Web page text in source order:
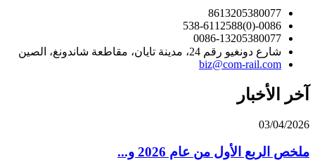
8613205380077
0086-(0)538-6112588
0086-13205380077
شارع دونغيو رقم 24، مدينة تايان، مقاطعة شاندونغ، الصين
biz@com-rail.com
آخر الأخبار
03/04/2026
ملخص الربع الأول من عام 2026 و...